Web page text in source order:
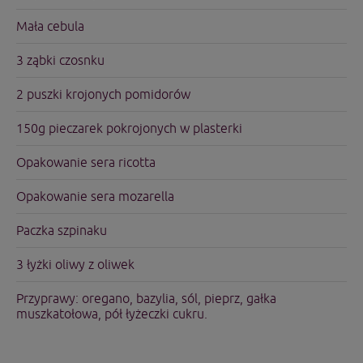
Mała cebula
3 ząbki czosnku
2 puszki krojonych pomidorów
150g pieczarek pokrojonych w plasterki
Opakowanie sera ricotta
Opakowanie sera mozarella
Paczka szpinaku
3 łyżki oliwy z oliwek
Przyprawy: oregano, bazylia, sól, pieprz, gałka
muszkatołowa, pół łyżeczki cukru.